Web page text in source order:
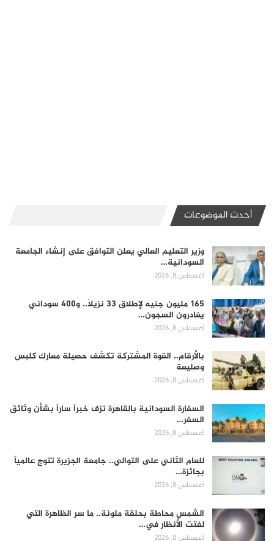
أحدث الموضوعات
وزير التعليم العالي يعلن التوافق على إنشاء الجامعة
السودانية…
أغسطس 8, 2026
165 مليون جنيه لإطلاق 33 نزيلاً.. و400 سوداني
يغادرون السجون…
أغسطس 8, 2026
بالأرقام.. القوة المشتركة تكشف حصيلة معارك كلبس
وصليعة
أغسطس 8, 2026
السفارة السودانية بالقاهرة تزف خبراً ساراً بشأن وثائق
السفر…
أغسطس 8, 2026
للعام الثاني على التوالي.. جامعة الجزيرة تتوج عالمياً
بجائزة…
أغسطس 8, 2026
الشمس محاطة بحلقة ملونة.. ما سر الظاهرة التي
لفتت الأنظار في…
أغسطس 8, 2026